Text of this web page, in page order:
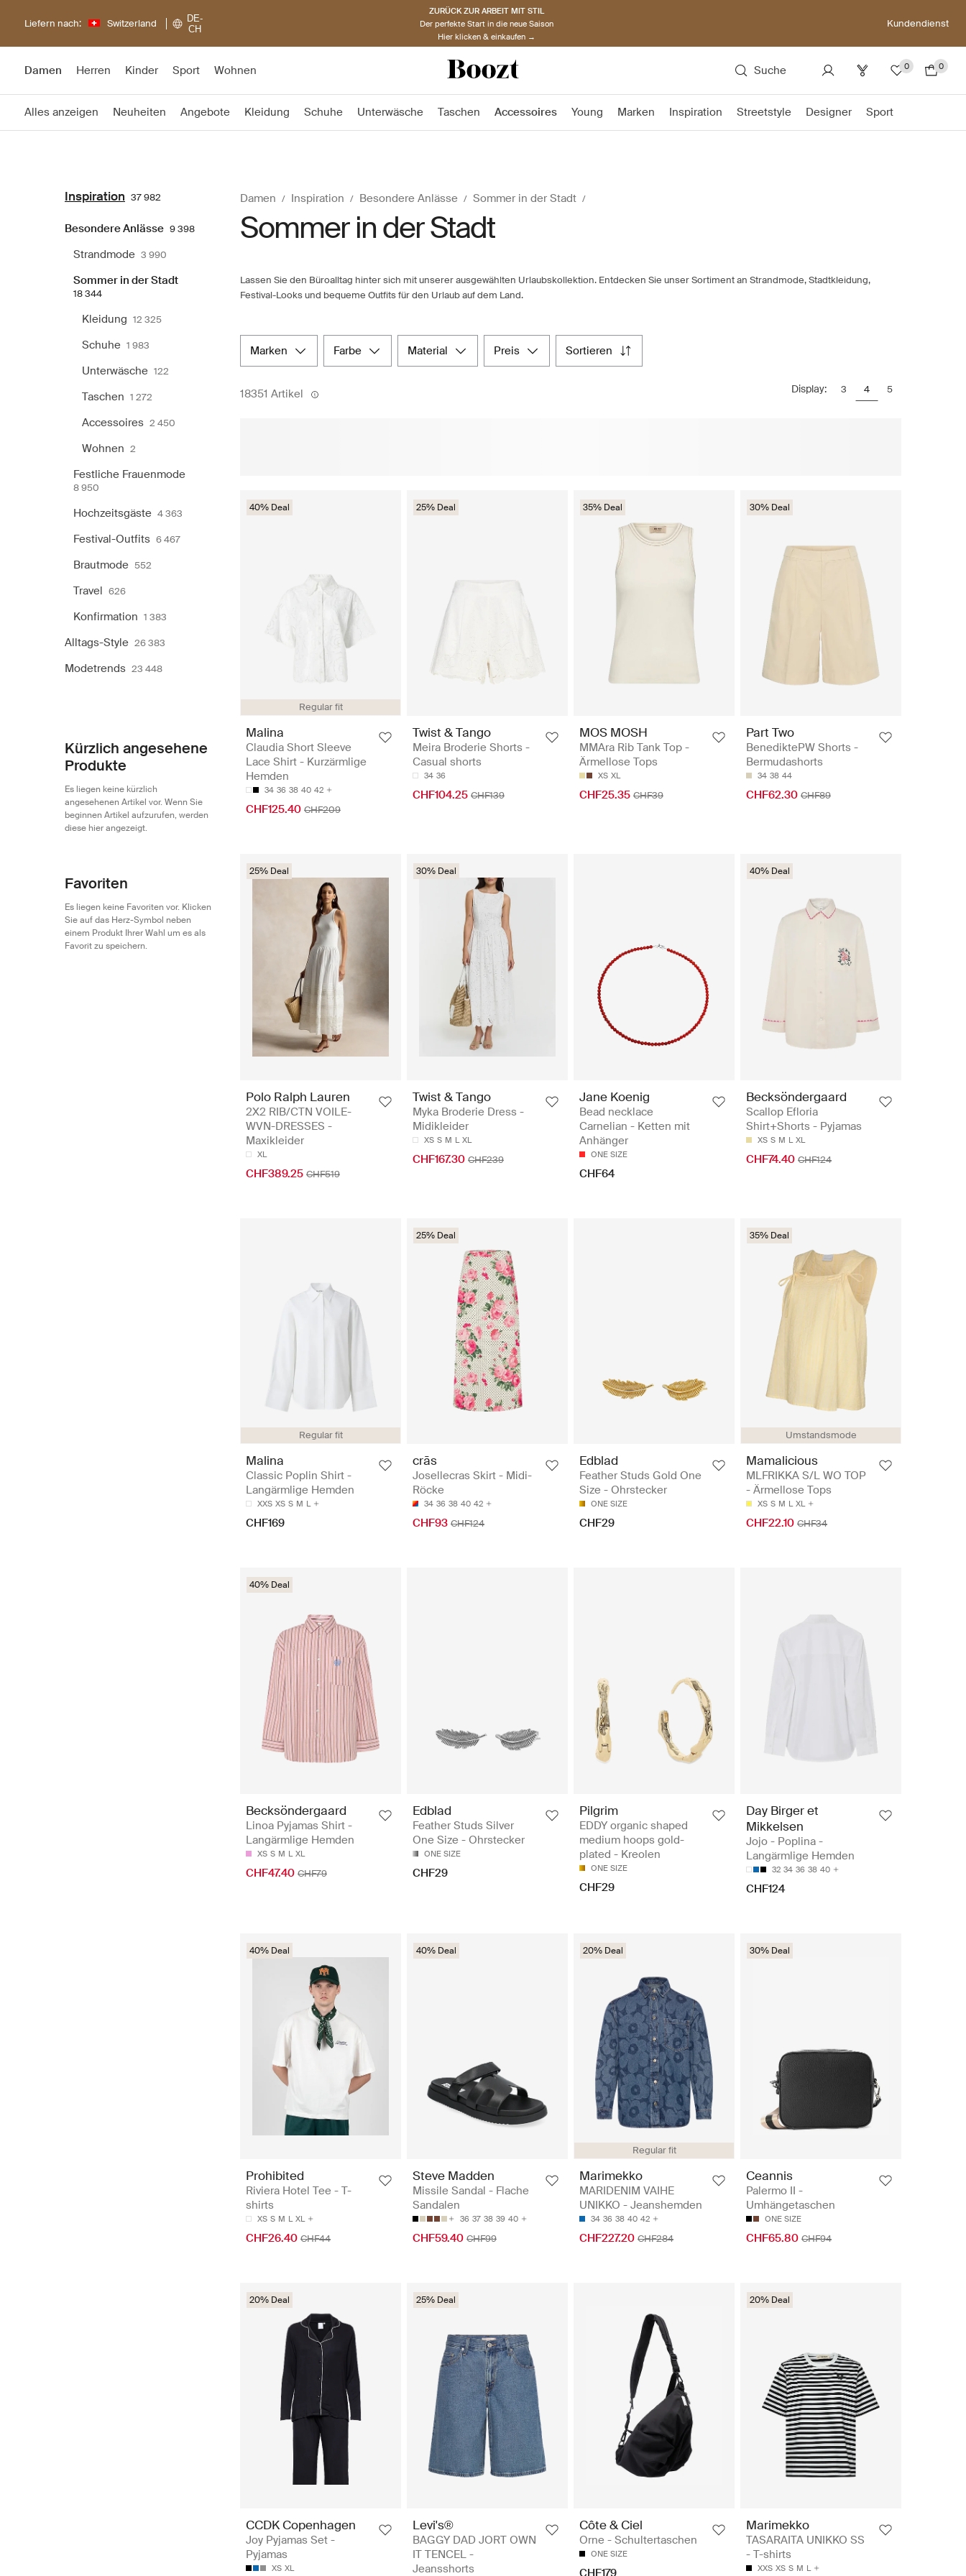
Liefern nach: Switzerland
DE-
CH
ZURÜCK ZUR ARBEIT MIT STIL
Der perfekte Start in die neue Saison
Hier klicken & einkaufen →
Kundendienst
Damen Herren Kinder Sport Wohnen Suche 0 0
Alles anzeigen Neuheiten Angebote Kleidung Schuhe Unterwäsche Taschen Accessoires Young Marken Inspiration Streetstyle Designer Sport
Inspiration 37 982
Besondere Anlässe 9 398
Strandmode 3 990
Sommer in der Stadt
18 344
Kleidung 12 325
Schuhe 1 983
Unterwäsche 122
Taschen 1 272
Accessoires 2 450
Wohnen 2
Festliche Frauenmode
8 950
Hochzeitsgäste 4 363
Festival-Outfits 6 467
Brautmode 552
Travel 626
Konfirmation 1 383
Alltags-Style 26 383
Modetrends 23 448
Kürzlich angesehene
Produkte
Es liegen keine kürzlich
angesehenen Artikel vor. Wenn Sie
beginnen Artikel aufzurufen, werden
diese hier angezeigt.
Favoriten
Es liegen keine Favoriten vor. Klicken
Sie auf das Herz-Symbol neben
einem Produkt Ihrer Wahl um es als
Favorit zu speichern.
Damen Inspiration Besondere Anlässe Sommer in der Stadt
Sommer in der Stadt
Lassen Sie den Büroalltag hinter sich mit unserer ausgewählten Urlaubskollektion. Entdecken Sie unser Sortiment an Strandmode, Stadtkleidung,
Festival-Looks und bequeme Outfits für den Urlaub auf dem Land.
marken farbe material preis sortieren
18351 Artikel Display: 3 4 5
Regular fit
40% Deal
Malina
Claudia Short Sleeve
Lace Shirt - Kurzärmlige
Hemden
34 36 38 40 42
CHF125.40 CHF209
25% Deal
Twist & Tango
Meira Broderie Shorts -
Casual shorts
34 36
CHF104.25 CHF139
35% Deal
MOS MOSH
MMAra Rib Tank Top -
Ärmellose Tops
XS XL
CHF25.35 CHF39
30% Deal
Part Two
BenediktePW Shorts -
Bermudashorts
34 38 44
CHF62.30 CHF89
25% Deal
Polo Ralph Lauren
2X2 RIB/CTN VOILE-
WVN-DRESSES -
Maxikleider
XL
CHF389.25 CHF519
30% Deal
Twist & Tango
Myka Broderie Dress -
Midikleider
XS S M L XL
CHF167.30 CHF239
Jane Koenig
Bead necklace
Carnelian - Ketten mit
Anhänger
ONE SIZE
CHF64
40% Deal
Becksöndergaard
Scallop Efloria
Shirt+Shorts - Pyjamas
XS S M L XL
CHF74.40 CHF124
Regular fit
Malina
Classic Poplin Shirt -
Langärmlige Hemden
XXS XS S M L
CHF169
25% Deal
crās
Josellecras Skirt - Midi-
Röcke
34 36 38 40 42
CHF93 CHF124
Edblad
Feather Studs Gold One
Size - Ohrstecker
ONE SIZE
CHF29
Umstandsmode
35% Deal
Mamalicious
MLFRIKKA S/L WO TOP
- Ärmellose Tops
XS S M L XL
CHF22.10 CHF34
40% Deal
Becksöndergaard
Linoa Pyjamas Shirt -
Langärmlige Hemden
XS S M L XL
CHF47.40 CHF79
Edblad
Feather Studs Silver
One Size - Ohrstecker
ONE SIZE
CHF29
Pilgrim
EDDY organic shaped
medium hoops gold-
plated - Kreolen
ONE SIZE
CHF29
Day Birger et
Mikkelsen
Jojo - Poplina -
Langärmlige Hemden
32 34 36 38 40
CHF124
40% Deal
Prohibited
Riviera Hotel Tee - T-
shirts
XS S M L XL
CHF26.40 CHF44
40% Deal
Steve Madden
Missile Sandal - Flache
Sandalen
36 37 38 39 40
CHF59.40 CHF99
Regular fit
20% Deal
Marimekko
MARIDENIM VAIHE
UNIKKO - Jeanshemden
34 36 38 40 42
CHF227.20 CHF284
30% Deal
Ceannis
Palermo II -
Umhängetaschen
ONE SIZE
CHF65.80 CHF94
20% Deal
CCDK Copenhagen
Joy Pyjamas Set -
Pyjamas
XS XL
25% Deal
Levi's®
BAGGY DAD JORT OWN
IT TENCEL -
Jeansshorts
Côte & Ciel
Orne - Schultertaschen
ONE SIZE
20% Deal
Marimekko
TASARAITA UNIKKO SS
- T-shirts
XXS XS S M L